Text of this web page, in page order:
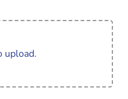
upload.